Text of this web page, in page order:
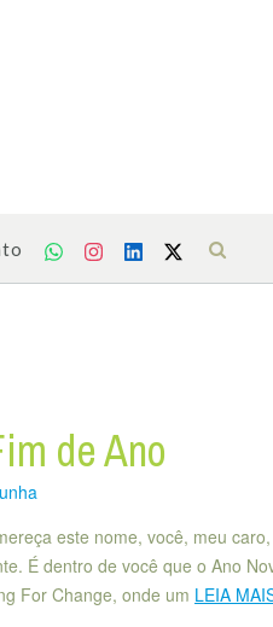
de Ano
este nome, você, meu
É dentro de você que o Ano
For Change, onde um LEIA